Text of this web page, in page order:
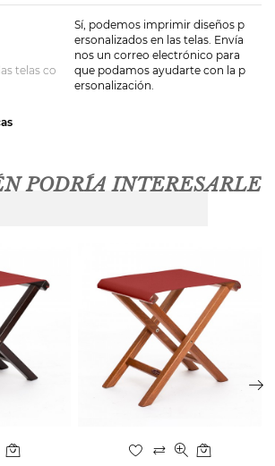
telas co
Sí, podemos imprimir diseños p
ersonalizados en las telas. Envía
nos un correo electrónico para
que podamos ayudarte con la p
ersonalización.
PODRÍA INTERESARLE